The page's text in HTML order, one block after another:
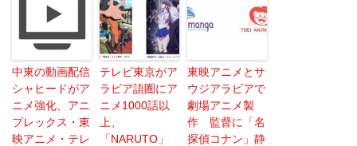
中東の動画配信
シャヒードがア
ニメ強化、アニ
プレックス・東
映アニメ・テレ
テレビ東京がア
ラビア語圏にア
ニメ1000話以
上、
「NARUTO」
東映アニメとサ
ウジアラビアで
劇場アニメ製
作 監督に「名
探偵コナン」静